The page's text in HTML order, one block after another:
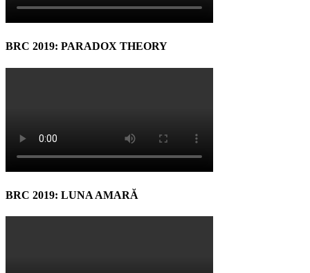
BRC 2019: PARADOX THEORY
BRC 2019: LUNA AMARĂ